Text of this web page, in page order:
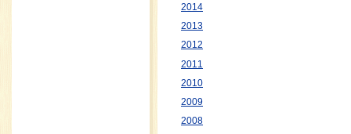
2014
2013
2012
2011
2010
2009
2008